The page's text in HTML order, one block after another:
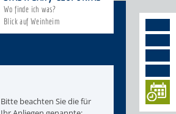
Wo finde ich was?
Blick auf Weinheim
Bitte beachten Sie die für